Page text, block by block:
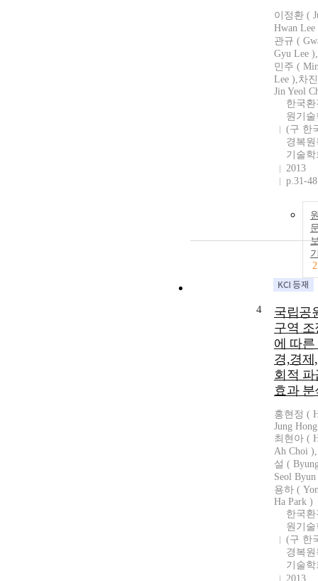
이정환 (
Hwan
관규 (
Gyu Lee
민주 (
Lee ),차
Jin Yeol
한국
원기
(구 한
경복
기술
2013
p.31-48
2
4
국립공
구역 조
에 따른
경,경제
회적 파
효과 분
홍현정 (
Jung
최현아 (
Ah Choi
설 (
Seol
용하 (
Ha Park )
한국
원기
(구 한
경복
기술
2013